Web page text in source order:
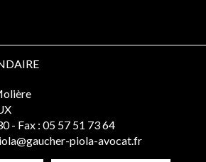
- Fax : 05 57 51 73 64
piola-avocat.fr